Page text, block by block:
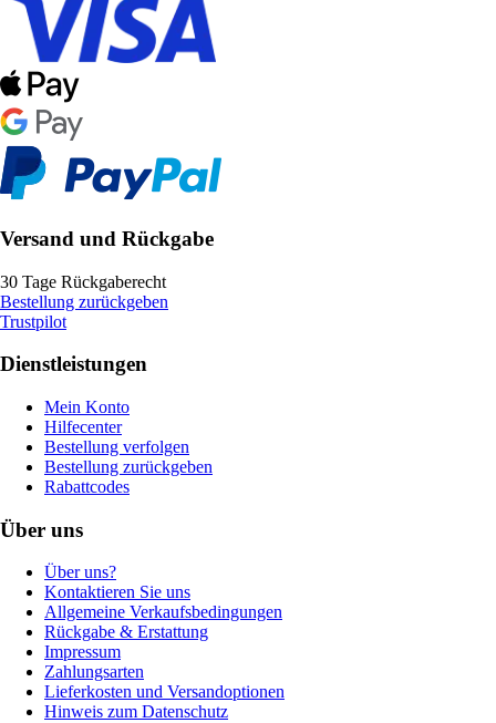
Versand und Rückgabe
30 Tage Rückgaberecht
Bestellung zurückgeben
Trustpilot
Dienstleistungen
Mein Konto
Hilfecenter
Bestellung verfolgen
Bestellung zurückgeben
Rabattcodes
Über uns
Über uns?
Kontaktieren Sie uns
Allgemeine Verkaufsbedingungen
Rückgabe & Erstattung
Impressum
Zahlungsarten
Lieferkosten und Versandoptionen
Hinweis zum Datenschutz